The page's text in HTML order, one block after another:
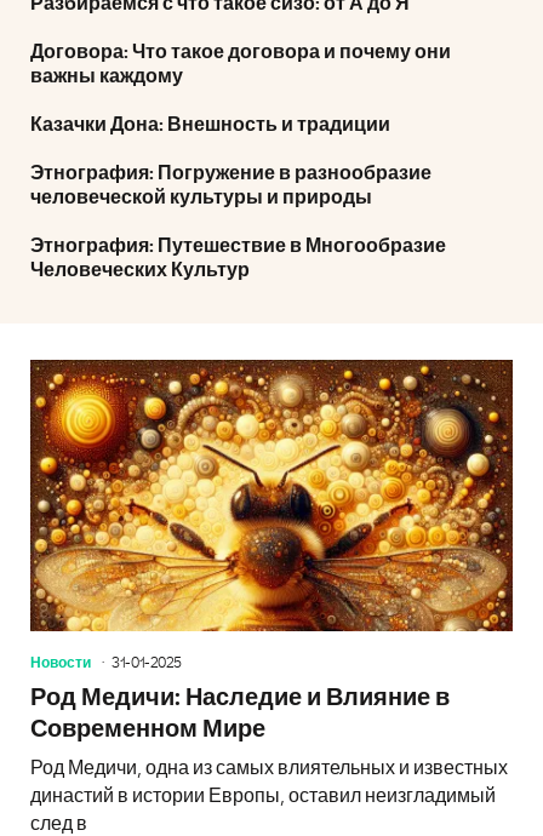
Договора: Что такое договора и почему они
важны каждому
Казачки Дона: Внешность и традиции
Этнография: Погружение в разнообразие
человеческой культуры и природы
Этнография: Путешествие в Многообразие
Человеческих Культур
Новости 31-01-2025
Род Медичи: Наследие и Влияние в
Современном Мире
Род Медичи, одна из самых влиятельных и известных
династий в истории Европы, оставил неизгладимый
след в